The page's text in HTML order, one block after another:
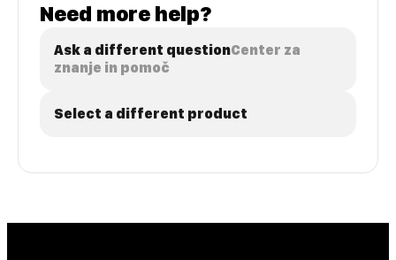
Need more help?
Ask a different questionCenter za
znanje in pomoč
Select a different product